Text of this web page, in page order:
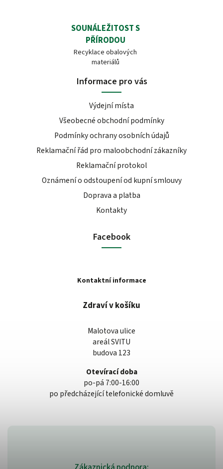
SOUNÁLEŽITOST S
PŘÍRODOU
Recyklace obalových
materiálů
Informace pro vás
Výdejní místa
Všeobecné obchodní podmínky
Podmínky ochrany osobních údajů
Reklamační řád pro maloobchodní zákazníky
Reklamační protokol
Oznámení o odstoupení od kupní smlouvy
Doprava a platba
Kontakty
Facebook
Kontaktní informace
Zdraví v košíku
Malotova ulice
areál SVITU
budova 123
Otevírací doba
po-pá 7:00-16:00
po předcházející telefonické domluvě